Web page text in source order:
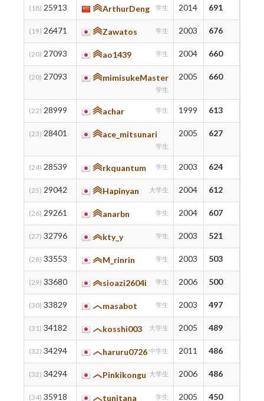
(18) 25913 ArthurDeng 学生 2014 691
(19) 26471 Zawatos 学生 2003 676
(20) 27093 ao1439 学生 2004 660
(20) 27093 mimisukeMaster
学生
2005 660
(22) 28999 achar 学生 1999 613
(23) 28401 ace_mitsunari
学生
2005 627
(24) 28539 rkquantum 学生 2003 624
(25) 29042 Hapinyan 大学生 2004 612
(26) 29261 anarbn 学生 2004 607
(27) 32796 kty_y 学生 2003 521
(28) 33553 M_rinrin 学生 2003 503
(29) 33680 sioazi2604i 学生 2006 500
(30) 33829 masabot 学生 2003 497
(31) 34182 kosshi003 大学生 2005 489
(32) 34294 haruru0726 中学生 2011 486
(32) 34294 Pinkikongu 大学生 2006 486
(34) 35918 tunitana 学生 2005 450